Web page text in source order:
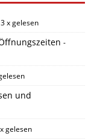
x gelesen
-
und
gelesen